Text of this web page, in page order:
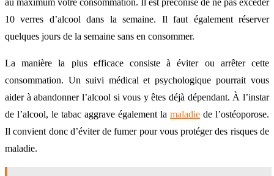
au maximum votre consommation. Il est préconisé de ne pas excéder
10 verres d’alcool dans la semaine. Il faut également réserver
quelques jours de la semaine sans en consommer.
La manière la plus efficace consiste à éviter ou arrêter cette
consommation. Un suivi médical et psychologique pourrait vous
aider à abandonner l’alcool si vous y êtes déjà dépendant. À l’instar
de l’alcool, le tabac aggrave également la maladie de l’ostéoporose.
Il convient donc d’éviter de fumer pour vous protéger des risques de
maladie.